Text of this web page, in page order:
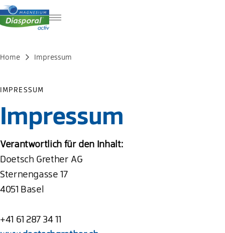
FR
Home Impressum
IMPRESSUM
Impressum
Verantwortlich für den Inhalt:
Doetsch Grether AG
Sternengasse 17
4051 Basel
+41 61 287 34 11